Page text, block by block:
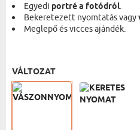
Egyedi portré a fotódról.
Bekeretezett nyomtatás vagy
Meglepő és vicces ajándék.
VÁLTOZAT